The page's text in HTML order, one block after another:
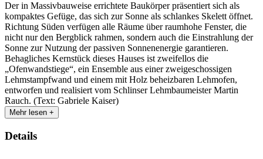
Der in Massivbauweise errichtete Baukörper präsentiert sich als
kompaktes Gefüge, das sich zur Sonne als schlankes Skelett öffnet.
Richtung Süden verfügen alle Räume über raumhohe Fenster, die
nicht nur den Bergblick rahmen, sondern auch die Einstrahlung der
Sonne zur Nutzung der passiven Sonnenenergie garantieren.
Behagliches Kernstück dieses Hauses ist zweifellos die
„Ofenwandstiege“, ein Ensemble aus einer zweigeschossigen
Lehmstampfwand und einem mit Holz beheizbaren Lehmofen,
entworfen und realisiert vom Schlinser Lehmbaumeister Martin
Rauch. (Text: Gabriele Kaiser)
Mehr lesen +
Details